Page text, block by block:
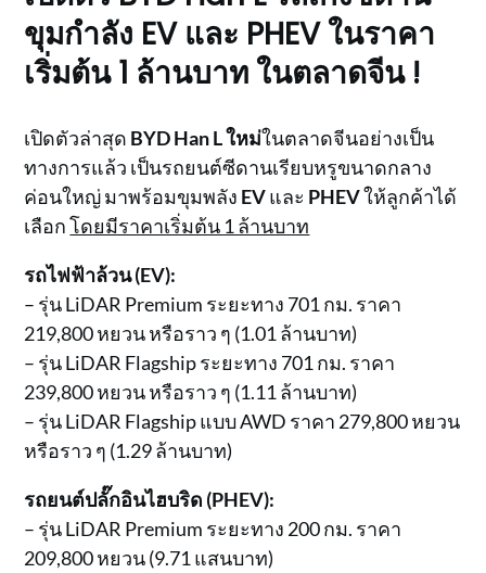
ขุมกำลัง EV และ PHEV ในราคา
เริ่มต้น 1 ล้านบาท ในตลาดจีน !
เปิดตัวล่าสุด BYD Han L ใหม่ในตลาดจีนอย่างเป็น
ทางการแล้ว เป็นรถยนต์ซีดานเรียบหรูขนาดกลาง
ค่อนใหญ่ มาพร้อมขุมพลัง EVและ PHEVให้ลูกค้าได้
เลือกโดยมีราคาเริ่มต้น 1 ล้านบาท
รถไฟฟ้าล้วน (EV):
– รุ่น LiDAR Premium ระยะทาง 701 กม. ราคา
219,800 หยวน หรือราว ๆ (1.01 ล้านบาท)
– รุ่น LiDAR Flagship ระยะทาง 701 กม. ราคา
239,800 หยวน หรือราว ๆ (1.11 ล้านบาท)
– รุ่น LiDAR Flagship แบบ AWD ราคา 279,800 หยวน
หรือราว ๆ (1.29 ล้านบาท)
รถยนต์ปลั๊กอินไฮบริด (PHEV):
– รุ่น LiDAR Premium ระยะทาง 200 กม. ราคา
209,800 หยวน (9.71 แสนบาท)